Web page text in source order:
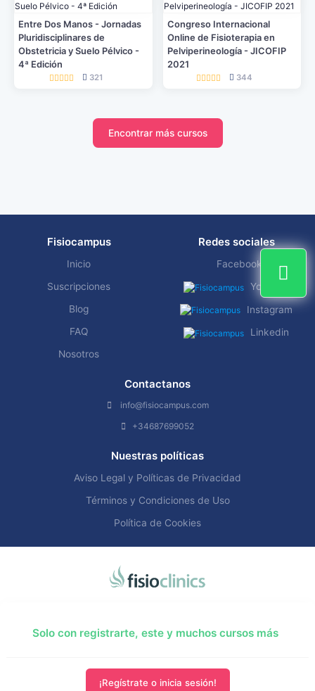
Entre Dos Manos - Jornadas
Pluridisciplinares de
Obstetricia y Suelo Pélvico -
4ª Edición
321
Congreso Internacional
Online de Fisioterapia en
Pelviperineología - JICOFIP
2021
344
Encontrar más cursos
Solo con registrarte, este y muchos cursos más
¡Regístrate o inicia sesión!
Fisiocampus
Inicio
Suscripciones
Blog
FAQ
Nosotros
Redes sociales
Facebook
YouTube
Instagram
Linkedin
Contactanos
info@fisiocampus.com
+34687699052
Nuestras políticas
Aviso Legal y Políticas de Privacidad
Términos y Condiciones de Uso
Política de Cookies